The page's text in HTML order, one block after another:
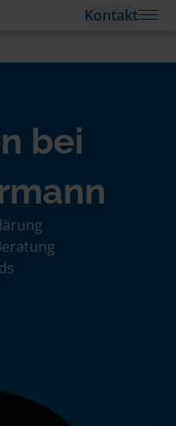
Kontakt
bei